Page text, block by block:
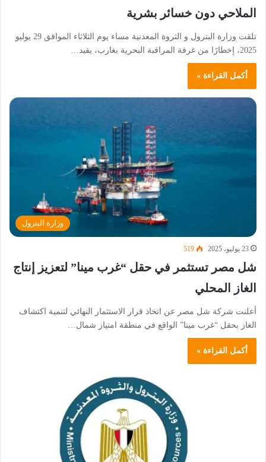
الملاحي دون خسائر بشرية
تلقت وزارة البترول و الثروة المعدنية مساء يوم الثلاثاء الموافق 29 يوليو
2025، إخطارًا من غرفة المراقبة البحرية بغارب، يفيد…
أكمل القراءة »
وزارة البترول
23 يوليو، 2025 519
شل مصر تستثمر في حقل “غرب مينا” لتعزيز إنتاج
الغاز المحلي
أعلنت شركة شل مصر عن اتخاذ قرار الاستثمار النهائي لتنمية اكتشاف
الغاز بحقل “غرب مينا” الواقع في منطقة امتياز شمال…
أكمل القراءة »